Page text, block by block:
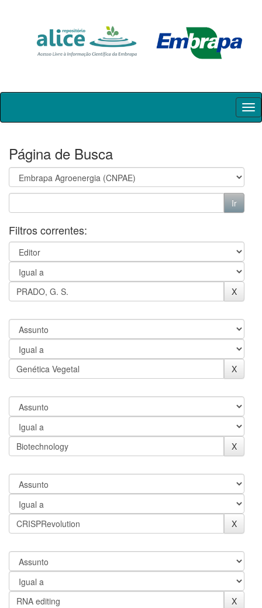
Skip
Página de Busca
Filtros correntes: